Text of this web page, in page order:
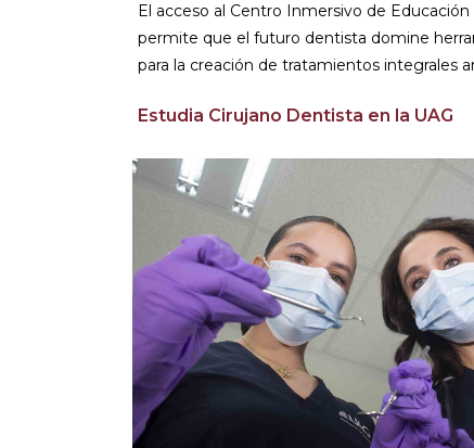
El acceso al Centro Inmersivo de
permite que el futuro dentista domine
para la creación de tratamientos integrales
Estudia Cirujano Dentista en la UAG